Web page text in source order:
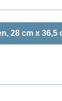
28 cm x 36,5